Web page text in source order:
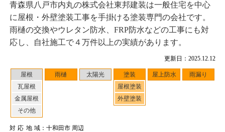
更新日：2025.12.12
屋根
瓦屋根
金属屋根
その他
雨樋 太陽光
塗装
屋根塗装
外壁塗装
屋上防水 雨漏り
対応地域：十和田市 周辺
青森県八戸市内丸の株式会社東邦建装は一般住宅を中心
に屋根・外壁塗装工事を手掛ける塗装専門の会社です。
雨樋の交換やウレタン防水、FRP防水などの工事にも対
応し、自社施工で４万件以上の実績があります。